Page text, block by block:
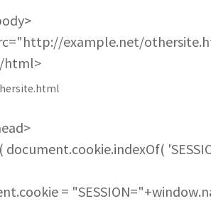
example.net/
html>
document.cookie.indexOf(
=